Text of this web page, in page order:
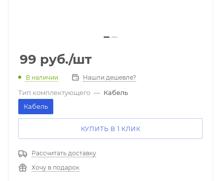
99 руб./шт
В наличии Нашли дешевле?
Тип комплектующего — Кабель
Кабель
КУПИТЬ В 1 КЛИК
Рассчитать доставку
Хочу в подарок